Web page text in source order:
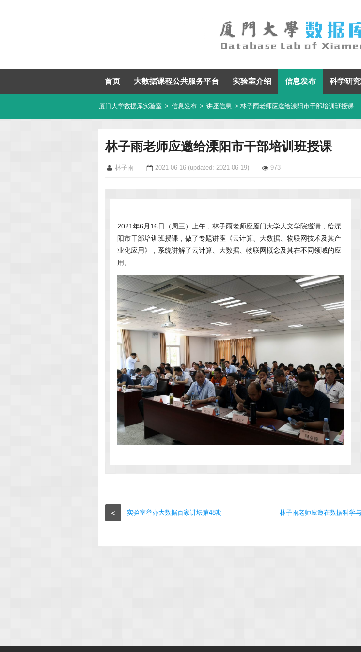
首页 大数据课程公共服务平台 实验室介绍 信息发布 科学研究
厦门大学数据库实验室 > 信息发布 > 讲座信息 > 林子雨老师应邀给溧阳市干部培训班授课
林子雨老师应邀给溧阳市干部培训班授课
林子雨 2021-06-16 (updated: 2021-06-19) 973
2021年6月16日（周三）上午，林子雨老师应厦门大学人文学院邀请，给溧
阳市干部培训班授课，做了专题讲座《云计算、大数据、物联网技术及其产
业化应用》，系统讲解了云计算、大数据、物联网概念及其在不同领域的应
用。
< 实验室举办大数据百家讲坛第48期